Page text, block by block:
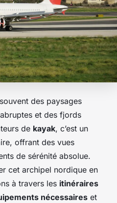
des paysages
et des fjords
de kayak, c’est un
offrant des vues
de sérénité absolue.
cet archipel nordique en
à travers les itinéraires
nécessaires et